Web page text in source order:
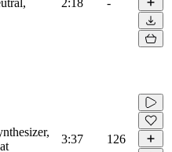
3:37 126